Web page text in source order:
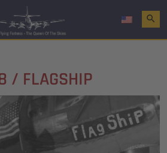
search
/ FLAGSHIP